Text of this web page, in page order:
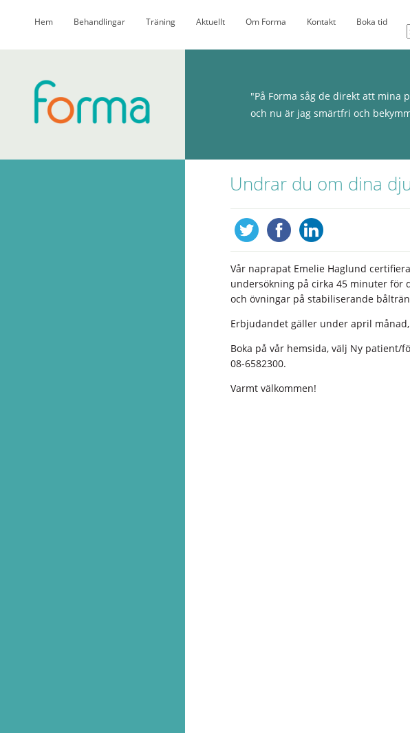
Hem Behandlingar Träning Aktuellt Om Forma Kontakt Boka tid
"På Forma såg de direkt att mina
och nu är jag smärtfri och
Undrar du om dina
Vår naprapat Emelie Haglund
undersökning på cirka 45 minuter för
och övningar på stabiliserande
Erbjudandet gäller under april
Boka på vår hemsida, välj Ny
08-6582300.
Varmt välkommen!